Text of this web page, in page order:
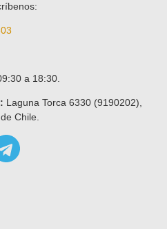
a 18:30.
Laguna Torca 6330 (9190202),
Chile.